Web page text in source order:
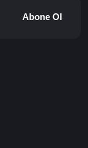
Abone Ol